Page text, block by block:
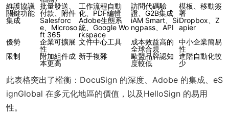
維護協議
關鍵功能
批量發送、
付款、附件
工作流程自動
化、PDF編輯
訪問代碼驗
證、G2B集成
模板、移動簽
署
集成
Salesforc
e、Microso
ft 365
Adobe生態系
統、Google Wo
rkspace
iAM Smart、Si
ngpass、API
Dropbox、Z
apier
優勢
企業可擴展
性
文件中心工具
成本效益高的
全球合規
中小企業簡易
性
限制
附加組件成
本更高
新手複雜
歐盟品牌認知
度較低
進階自動化較
少
此表格突出了權衡：DocuSign 的深度、Adobe 的集成、eS
ignGlobal 在多元化地區的價值，以及HelloSign 的易用
性。